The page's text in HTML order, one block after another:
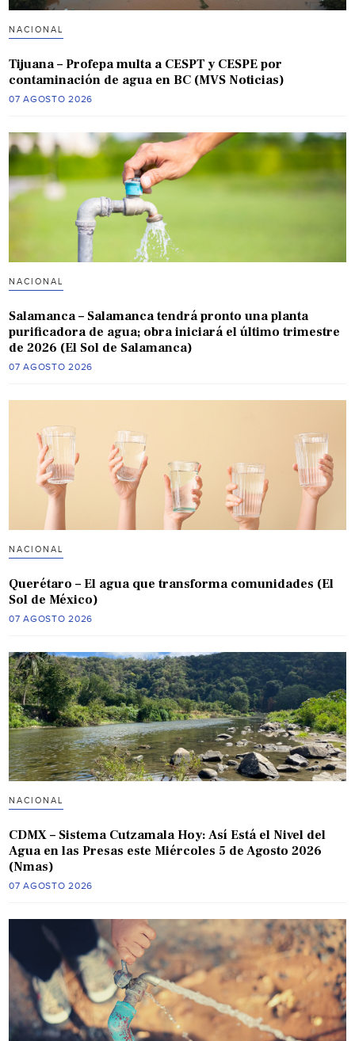
NACIONAL
Tijuana – Profepa multa a CESPT y CESPE por
contaminación de agua en BC (MVS Noticias)
07 AGOSTO 2026
NACIONAL
Salamanca – Salamanca tendrá pronto una planta
purificadora de agua; obra iniciará el último trimestre
de 2026 (El Sol de Salamanca)
07 AGOSTO 2026
NACIONAL
Querétaro – El agua que transforma comunidades (El
Sol de México)
07 AGOSTO 2026
NACIONAL
CDMX – Sistema Cutzamala Hoy: Así Está el Nivel del
Agua en las Presas este Miércoles 5 de Agosto 2026
(Nmas)
07 AGOSTO 2026